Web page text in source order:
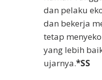
dan pelaku
dan bekerja
tetap
yang lebih
ujarnya.*SS